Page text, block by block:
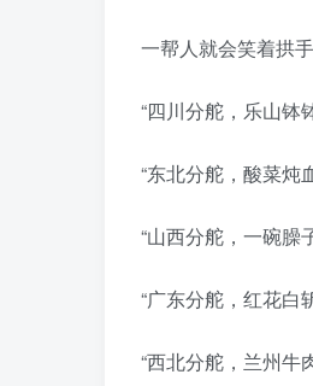
一帮人就会笑着拱
“四川分舵，乐山钵
“东北分舵，酸菜炖
“山西分舵，一碗臊
“广东分舵，红花白
“西北分舵，兰州牛